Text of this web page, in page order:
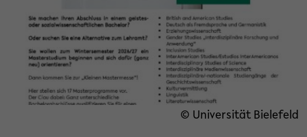
© Universität Bielefeld